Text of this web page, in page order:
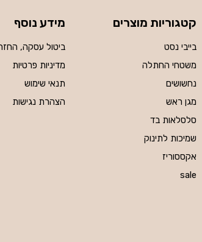
קטגוריות מוצרים
בייבי נסט
משטחי החתלה
נחשושים
מגן ראש
סלסלאות בד
שמיכות לתינוק
אקססוריז
sale
מידע נוסף
ביטול עסקה,
מדיניות פרטיות
תנאי שימוש
הצהרת נגישות